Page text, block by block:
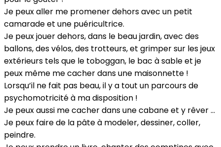
Je peux aller me promener dehors avec un petit
camarade et une puéricultrice.
Je peux jouer dehors, dans le beau jardin, avec des
ballons, des vélos, des trotteurs, et grimper sur les jeux
extérieurs tels que le toboggan, le bac à sable et je
peux même me cacher dans une maisonnette !
Lorsqu’il ne fait pas beau, il y a tout un parcours de
psychomotricité à ma disposition !
Je peux aussi me cacher dans une cabane et y rêver …
Je peux faire de la pâte à modeler, dessiner, coller,
peindre.